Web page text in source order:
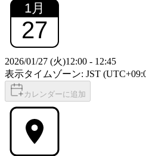
1月
27
2026/01/27 (火)12:00 - 12:45
表示タイムゾーン: JST
カレンダーに追加